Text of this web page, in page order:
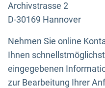
Archivstrasse 2
D-30169 Hannover
Nehmen Sie online
Ihnen
eingegebenen
zur Bearbeitung Ihrer